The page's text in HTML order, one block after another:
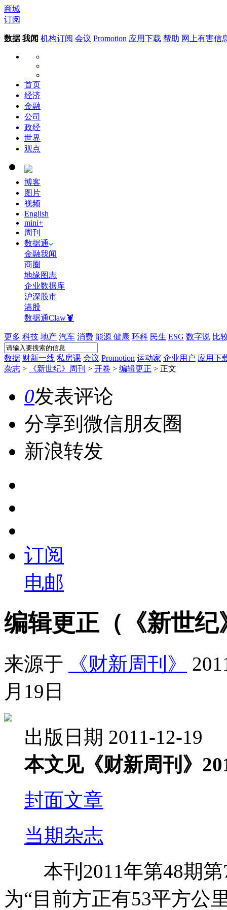
商城
订阅
数据 我闻 机构订阅 会议 Promotion 应用下载 帮助 网上有害信
首页
经济
金融
公司
政经
世界
观点
博客
图片
视频
English
mini+
周刊
数据通
金融我闻
商圈
地缘图志
企业数据库
沪深股市
港股
数据通Claw🦞
更多 科技 地产 汽车 消费 能源 健康 环科 民生 ESG 数字说 比
数据 财新一线 私房课 会议 Promotion 运动家 企业用户 应用下
杂志 > 《新世纪》周刊 > 开卷 > 编辑更正 > 正文
0发表评论
分享到微信朋友圈
新浪转发
订阅
电邮
编辑更正（《新世
来源于 《财新周刊》
月19日
出版日期 2011-12-19
本文见《财新周刊》
封面文章
当期杂志
本刊2011年第48期第
为“目前方正有53平方公